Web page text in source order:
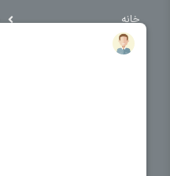
خانه
درباره ما